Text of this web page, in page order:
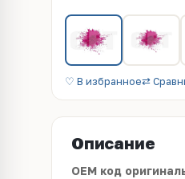
♡ В избранное⇄
Описание
OEM код